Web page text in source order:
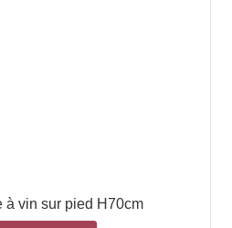
à vin sur pied H70cm